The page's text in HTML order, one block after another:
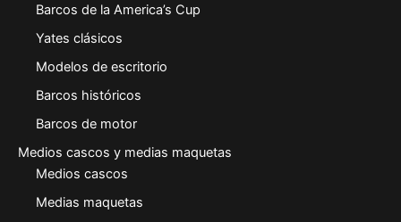
Barcos de la America’s Cup
Yates clásicos
Modelos de escritorio
Barcos históricos
Barcos de motor
Medios cascos y medias maquetas
Medios cascos
Medias maquetas